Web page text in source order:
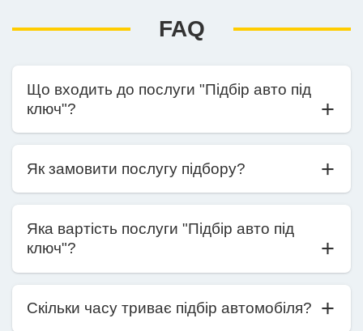
FAQ
Що входить до послуги "Підбір авто під
ключ"?
Як замовити послугу підбору?
Яка вартість послуги "Підбір авто під
ключ"?
Скільки часу триває підбір автомобіля?